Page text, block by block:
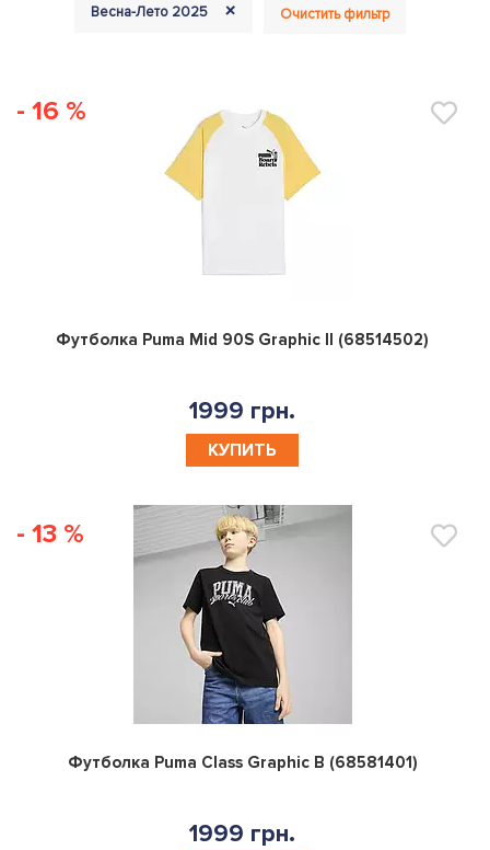
Весна-Лето 2025 + Очистить фильтр
- 16 %
0
Футболка Puma Mid 90S Graphic II (68514502)
1999 грн.
КУПИТЬ
- 13 %
0
Футболка Puma Class Graphic B (68581401)
1999 грн.